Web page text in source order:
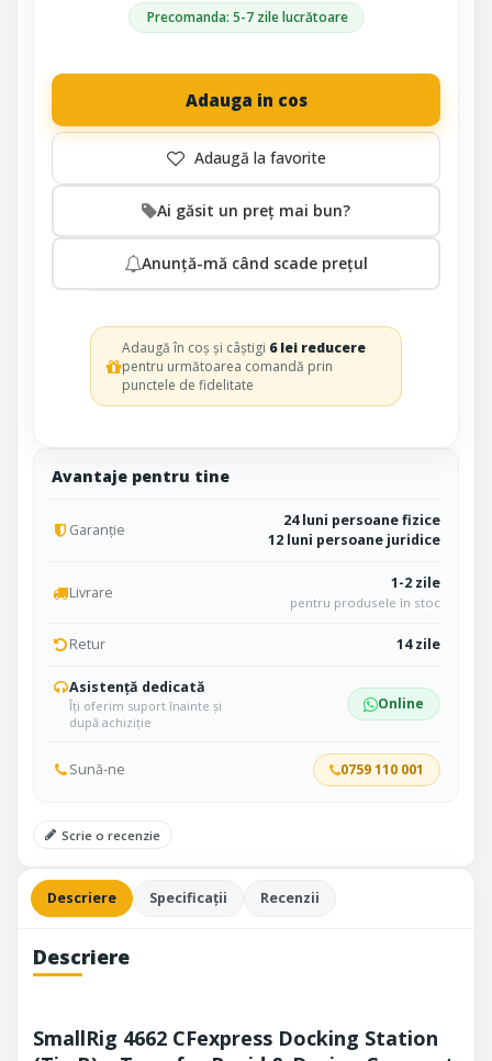
Avantaje pentru tine
Garanție
24 luni persoane fizice
12 luni persoane juridice
Livrare 1-2 zile
pentru produsele în stoc
Retur 14 zile
Asistență dedicată
Îți oferim suport înainte și
după achiziție
Online
Sună-ne 0759 110 001
Scrie o recenzie
Precomanda: 5-7 zile lucrătoare
Adauga in cos
Ai găsit un preț mai bun?
Anunță-mă când scade prețul
Adaugă în coș și câștigi 6 lei reducere
pentru următoarea comandă prin
punctele de fidelitate
Descriere Specificații Recenzii
Descriere
SmallRig 4662 CFexpress Docking Station